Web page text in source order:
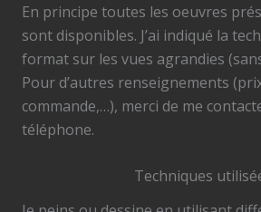
En principe toutes les oeuvres
sont disponibles. J’ai indiqué la
format sur les vues agrandies
Pour d’autres renseignements
commande,…), merci de me
téléphone.
Techniques